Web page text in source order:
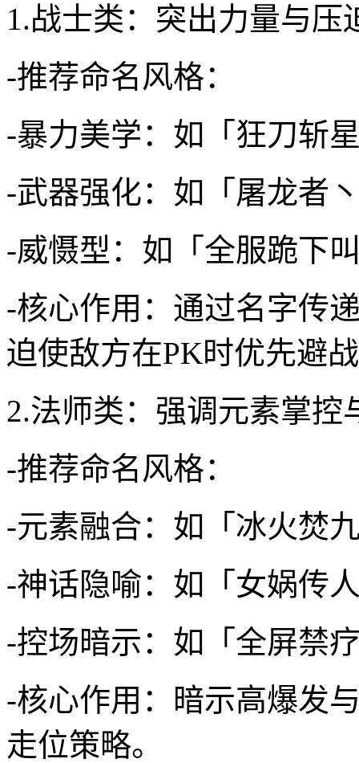
1.战士类：突出力量与压
-推荐命名风格：
-暴力美学：如「狂刀斩
-武器强化：如「屠龙者
-威慑型：如「全服跪下
-核心作用：通过名字传
迫使敌方在PK时优先避
2.法师类：强调元素掌控
-推荐命名风格：
-元素融合：如「冰火焚
-神话隐喻：如「女娲传
-控场暗示：如「全屏禁
-核心作用：暗示高爆发
走位策略。